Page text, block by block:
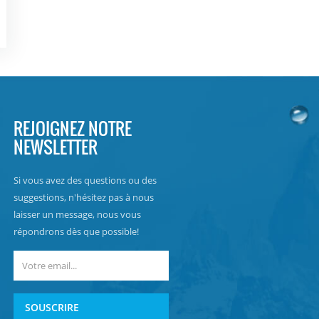
REJOIGNEZ NOTRE
NEWSLETTER
Si vous avez des questions ou des
suggestions, n'hésitez pas à nous
laisser un message, nous vous
répondrons dès que possible!
SOUSCRIRE